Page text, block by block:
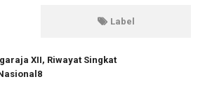
Label
XII, Riwayat Singkat